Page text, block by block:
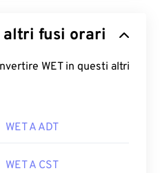
altri fusi orari
WET in questi altri
WET A ADT
WET A CST